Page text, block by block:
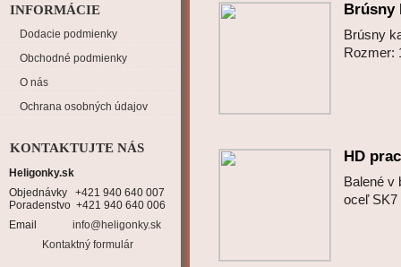
INFORMÁCIE
Dodacie podmienky
Obchodné podmienky
O nás
Ochrana osobných údajov
KONTAKTUJTE NÁS
Heligonky.sk
Objednávky   +421 940 640 007
Poradenstvo  +421 940 640 006
Email
info@heligonky.sk
Kontaktný formulár
Brúsny
Brúsny
Rozmer:
HD
Balené v
oceľ SK7